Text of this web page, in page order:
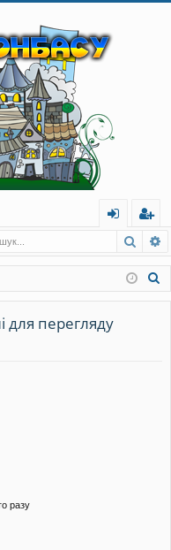
д
еє
ст
ра
для перегляду
разу